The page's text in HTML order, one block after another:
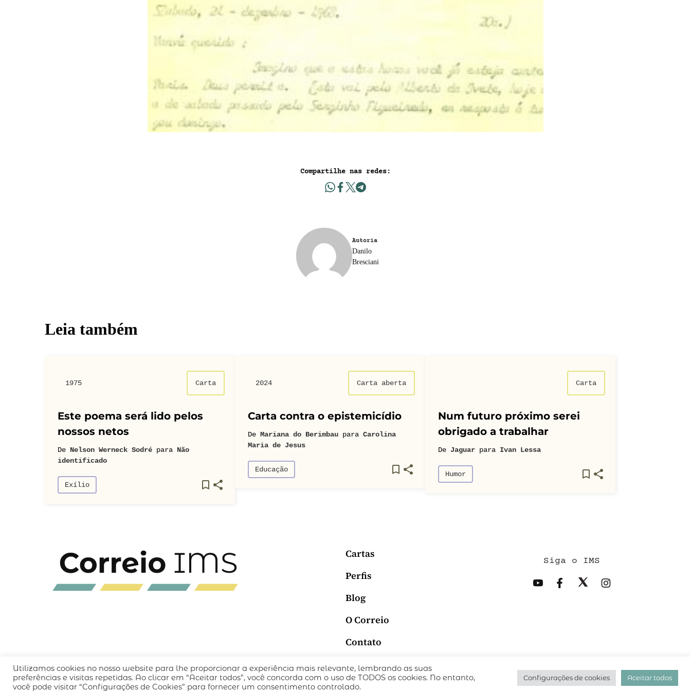
Compartilhe nas redes:
Autoria
Danilo
Bresciani
Leia também
1975 Carta
Este poema será lido pelos
nossos netos
De Nelson Werneck Sodré para Não
identificado
Exílio
2024 Carta aberta
Carta contra o epistemicídio
De Mariana do Berimbau para Carolina
Maria de Jesus
Educação
Carta
Num futuro próximo serei
obrigado a trabalhar
De Jaguar para Ivan Lessa
Humor
Cartas
Perfis
Blog
O Correio
Contato
Siga o IMS
QUEM SOMOS CÓDIGO DE CONDUTA POLÍTICA DE PRIVACIDADE TERMOS DE USO desenvolvido pelo hacklab/
Utilizamos cookies no nosso website para lhe proporcionar a experiência mais relevante, lembrando as suas
preferências e visitas repetidas. Ao clicar em “Aceitar todos”, você concorda com o uso de TODOS os cookies. No entanto,
você pode visitar “Configurações de Cookies” para fornecer um consentimento controlado.
Configurações de cookies Aceitar todos